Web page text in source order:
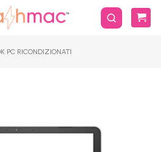
PC RICONDIZIONATI